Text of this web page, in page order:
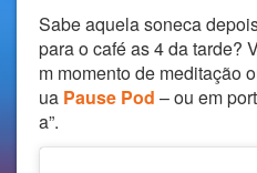
Sabe aquela soneca
para o café as 4 da tarde?
m momento de meditação
ua Pause Pod – ou em
a”.